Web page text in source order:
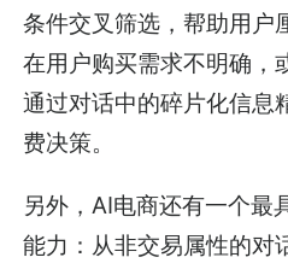
条件交叉筛选，帮助用户
在用户购买需求不明确，
通过对话中的碎片化信息
费决策。
另外，AI电商还有一个最
能力：从非交易属性的对